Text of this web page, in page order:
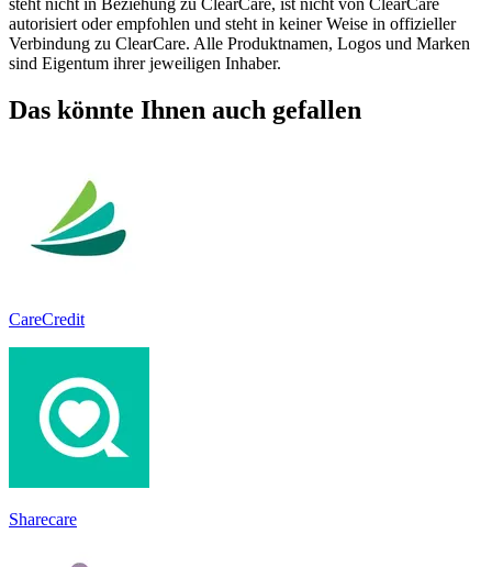
autorisiert oder empfohlen und steht in keiner Weise in offizieller
Verbindung zu ClearCare. Alle Produktnamen, Logos und Marken
sind Eigentum ihrer jeweiligen Inhaber.
Das könnte Ihnen auch gefallen
CareCredit
Sharecare